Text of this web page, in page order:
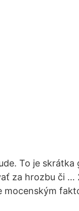
To je
za hrozbu či …
mocenským